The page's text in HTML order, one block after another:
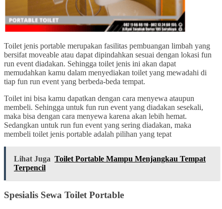
Toilet jenis portable merupakan fasilitas pembuangan limbah yang
bersifat moveable atau dapat dipindahkan sesuai dengan lokasi fun
run event diadakan. Sehingga toilet jenis ini akan dapat
memudahkan kamu dalam menyediakan toilet yang mewadahi di
tiap fun run event yang berbeda-beda tempat.
Toilet ini bisa kamu dapatkan dengan cara menyewa ataupun
membeli. Sehingga untuk fun run event yang diadakan sesekali,
maka bisa dengan cara menyewa karena akan lebih hemat.
Sedangkan untuk run fun event yang sering diadakan, maka
membeli toilet jenis portable adalah pilihan yang tepat
Lihat Juga Toilet Portable Mampu Menjangkau Tempat
Terpencil
Spesialis Sewa Toilet Portable